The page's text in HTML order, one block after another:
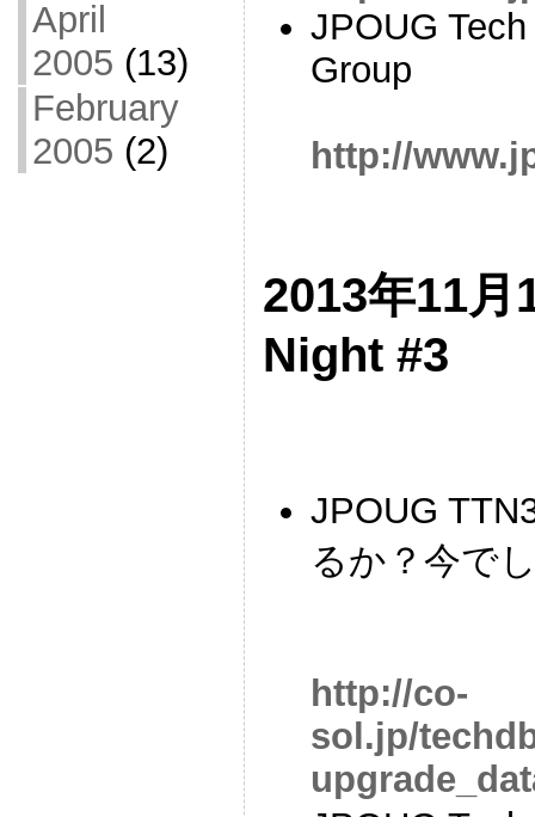
April
2005 (13)
February
2005 (2)
JPOUG
Group
http://
2013年11月
Night #3
JPOUG
るか？今で
http://co-
sol.jp/